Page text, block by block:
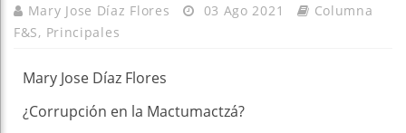
Mary Jose Díaz Flores 03 Ago 2021
Columna
F&S, Principales
Mary Jose Díaz Flores
¿Corrupción en la Mactumactzá?